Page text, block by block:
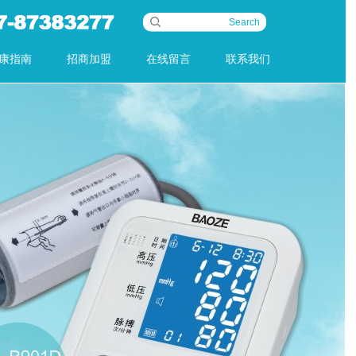
指南 招商加盟 在线留言 联系我们